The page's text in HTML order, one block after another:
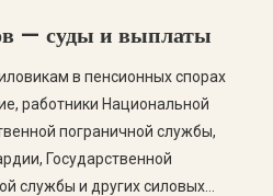
пенсии из-за неправильного
— суды и выплаты
в пенсионных спорах
работники Национальной
пограничной службы,
Государственной
службы и других силовых